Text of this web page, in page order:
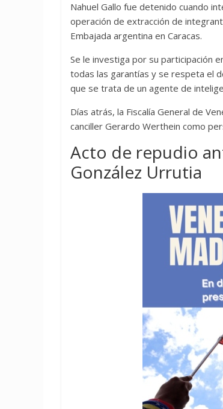
Nahuel Gallo fue detenido cuando
operación de extracción de
Embajada argentina en Caracas.
Se le investiga por su participación
todas las garantías y se respeta el
que se trata de un agente de
Días atrás, la Fiscalía General de
canciller Gerardo Werthein como
Acto de repudio
González Urrutia